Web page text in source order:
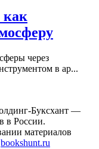
как
через
в ар...
Буксхант —
в России.
материалов
bookshunt.ru